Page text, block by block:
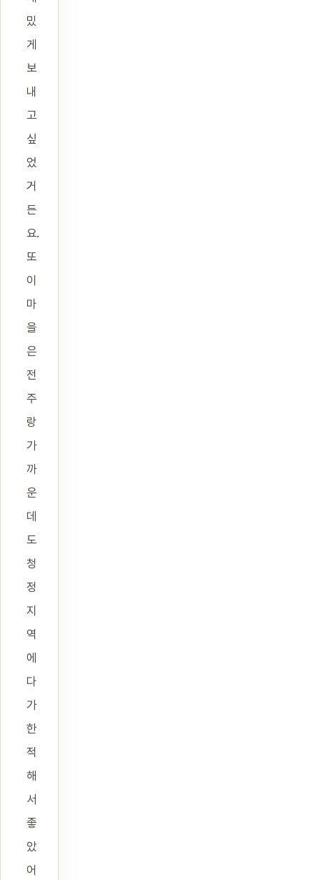
밌
게
보
내
고
싶
었
거
든
요.
또
이
마
을
은
전
주
랑
가
까
운
데
도
청
정
지
역
에
다
가
한
적
해
서
좋
았
어